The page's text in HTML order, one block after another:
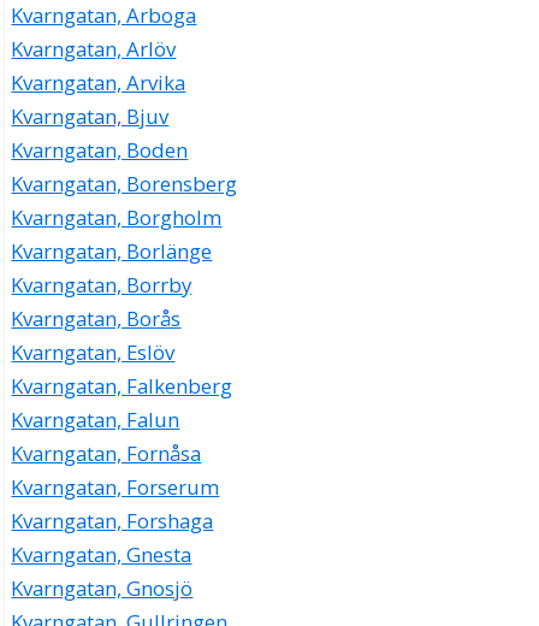
Kvarngatan, Arboga
Kvarngatan, Arlöv
Kvarngatan, Arvika
Kvarngatan, Bjuv
Kvarngatan, Boden
Kvarngatan, Borensberg
Kvarngatan, Borgholm
Kvarngatan, Borlänge
Kvarngatan, Borrby
Kvarngatan, Borås
Kvarngatan, Eslöv
Kvarngatan, Falkenberg
Kvarngatan, Falun
Kvarngatan, Fornåsa
Kvarngatan, Forserum
Kvarngatan, Forshaga
Kvarngatan, Gnesta
Kvarngatan, Gnosjö